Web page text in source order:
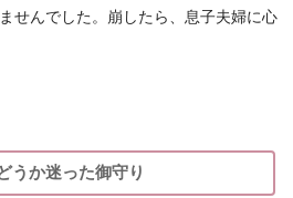
せんでした。崩したら、息子夫婦に心
うか迷った御守り